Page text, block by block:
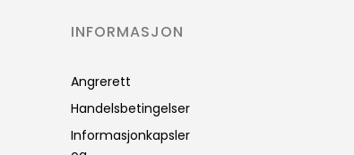
INFORMASJON
Angrerett
Handelsbetingelser
Informasjonkapsler